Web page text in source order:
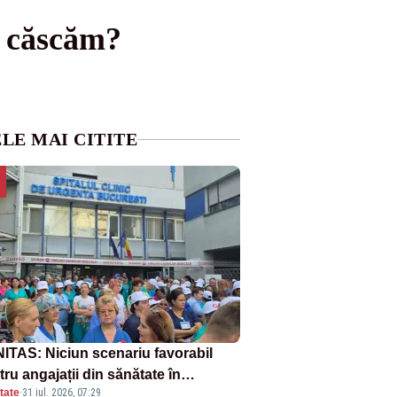
MAI CITITE
Niciun scenariu favorabil
angajații din sănătate în
·31 iul. 2026, 07:29